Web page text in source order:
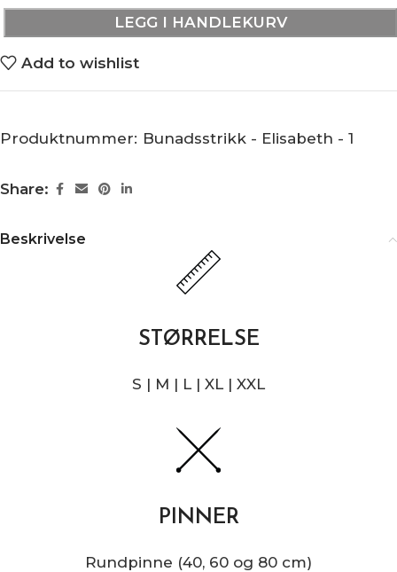
LEGG I HANDLEKURV
Add to wishlist
Produktnummer: Bunadsstrikk - Elisabeth - 1
Share:
Beskrivelse
STØRRELSE
S | M | L | XL | XXL
PINNER
Rundpinne (40, 60 og 80 cm)